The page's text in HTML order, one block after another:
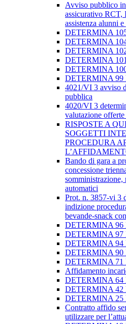
Avviso pubblico
assicurativo RCT,
assistenza alunni
DETERMINA
DETERMINA
DETERMINA
DETERMINA
DETERMINA
DETERMINA 99
4021/VI 3 avviso
pubblica
4020/VI 3
valutazione offerte
RISPOSTE A
SOGGETTI
PROCEDURA
Bando di gara a
concessione
somministrazione,
automatici
Prot. n. 3857-vi 3
indizione
bevande-snack
DETERMINA 96
DETERMINA 97
DETERMINA 94
DETERMINA 90
DETERMINA 71
Affidamento
DETERMINA 64
DETERMINA 42
DETERMINA 25
Contratto affido
utilizzare per